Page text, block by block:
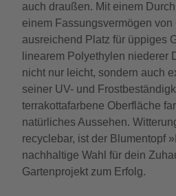
auch draußen. Mit einem
einem Fassungsvermögen von
ausreichend Platz für üppiges
linearem Polyethylen niederer
nicht nur leicht, sondern auch
seiner UV- und
terrakottafarbene Oberfläche
natürliches Aussehen.
recyclebar, ist der Blumentopf
nachhaltige Wahl für dein
Gartenprojekt zum Erfolg.